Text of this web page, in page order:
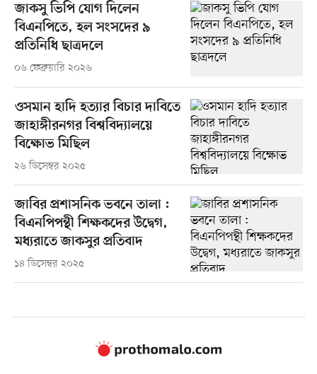
জাকসু ভিপি যোগ দিলেন
বিএনপিতে, হল সংসদের ৯
প্রতিনিধি ছাত্রদলে
০৬ ফেব্রুয়ারি ২০২৬
ওসমান হাদি হত্যার বিচার দাবিতে
জাহাঙ্গীরনগর বিশ্ববিদ্যালয়ে
বিক্ষোভ মিছিল
২৬ ডিসেম্বর ২০২৫
জাবির প্রশাসনিক ভবনে তালা :
বিএনপিপন্থী শিক্ষকদের উদ্বেগ,
মধ্যরাতে জাকসুর প্রতিবাদ
১৪ ডিসেম্বর ২০২৫